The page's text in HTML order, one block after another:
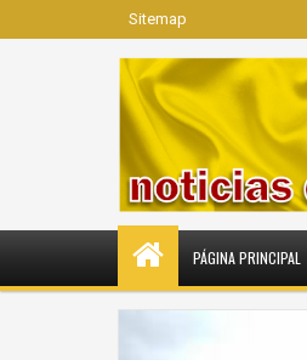
Sitemap
PÁGINA PRINCIPAL